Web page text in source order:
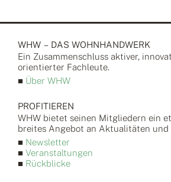
WHW – DAS WOHNHANDWERK
Ein Zusammen­schluss aktiver,
orientierter Fach­leute.
■ Über WHW
PROFITIEREN
WHW bietet seinen Mitgliedern ein
breites Angebot an Aktualitäten
■ Newsletter
■ Veranstaltungen
■ Rückblicke